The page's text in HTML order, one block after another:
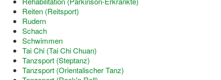
Bewegungsmodel
SSB-Sport
Gymnastik und Entspannung für Frauen
Koronarsport
Reiten (Reitsport)
Rudern
Schach
Schwimmen
Tai Chi (Tai Chi Chuan)
Tanzsport (Steptanz)
Tanzsport (Orientalischer Tanz)